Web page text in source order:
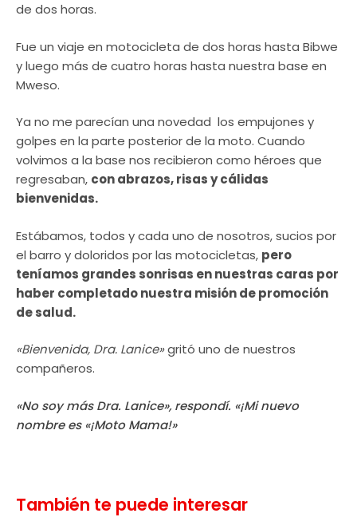
de dos horas.
Fue un viaje en motocicleta de dos horas hasta Bibwe
y luego más de cuatro horas hasta nuestra base en
Mweso.
Ya no me parecían una novedad los empujones y
golpes en la parte posterior de la moto. Cuando
volvimos a la base nos recibieron como héroes que
regresaban, con abrazos, risas y cálidas
bienvenidas.
Estábamos, todos y cada uno de nosotros, sucios por
el barro y doloridos por las motocicletas, pero
teníamos grandes sonrisas en nuestras caras por
haber completado nuestra misión de promoción
de salud.
«Bienvenida, Dra. Lanice»gritó uno de nuestros
compañeros.
«No soy más Dra. Lanice», respondí. «¡Mi nuevo
nombre es «¡Moto Mama!»
También te puede interesar